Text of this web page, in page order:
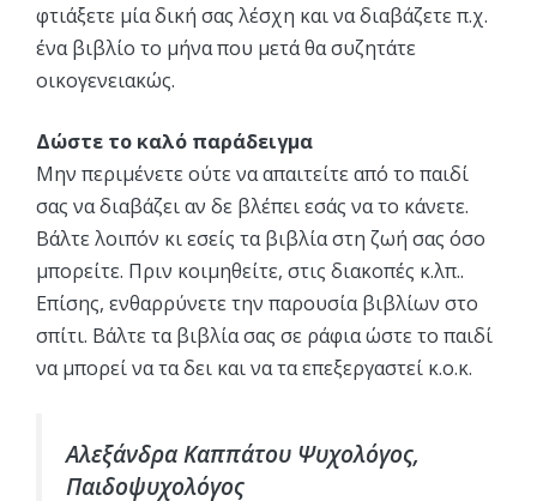
φτιάξετε μία δική σας λέσχη και να διαβάζετε π.χ.
ένα βιβλίο το μήνα που μετά θα συζητάτε
οικογενειακώς.
Δώστε το καλό παράδειγμα
Μην περιμένετε ούτε να απαιτείτε από το παιδί
σας να διαβάζει αν δε βλέπει εσάς να το κάνετε.
Βάλτε λοιπόν κι εσείς τα βιβλία στη ζωή σας όσο
μπορείτε. Πριν κοιμηθείτε, στις διακοπές κ.λπ..
Επίσης, ενθαρρύνετε την παρουσία βιβλίων στο
σπίτι. Βάλτε τα βιβλία σας σε ράφια ώστε το παιδί
να μπορεί να τα δει και να τα επεξεργαστεί κ.ο.κ.
Αλεξάνδρα Καππάτου Ψυχολόγος,
Παιδοψυχολόγος